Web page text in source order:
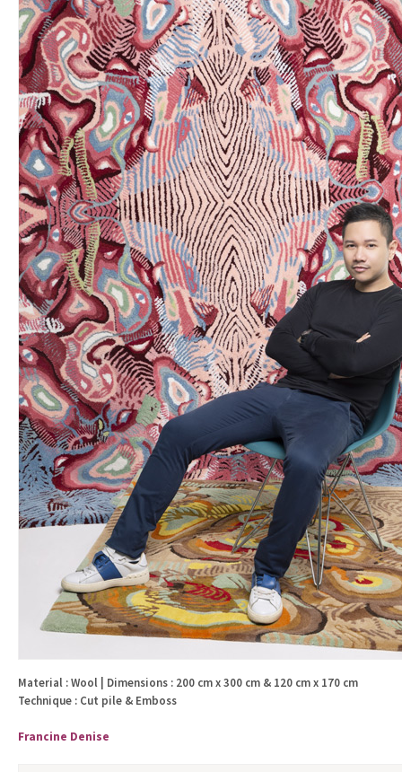
Material : Wool | Dimensions : 200 cm x 300 cm & 120 cm x 170 cm
Technique : Cut pile & Emboss
Francine Denise